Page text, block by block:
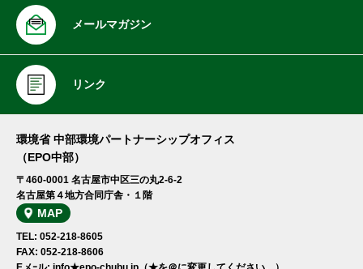
メールマガジン
リンク
環境省 中部環境パートナーシップオフィス
（EPO中部）
〒460-0001 名古屋市中区三の丸2-6-2
名古屋第４地方合同庁舎・１階
MAP
TEL: 052-218-8605
FAX: 052-218-8606